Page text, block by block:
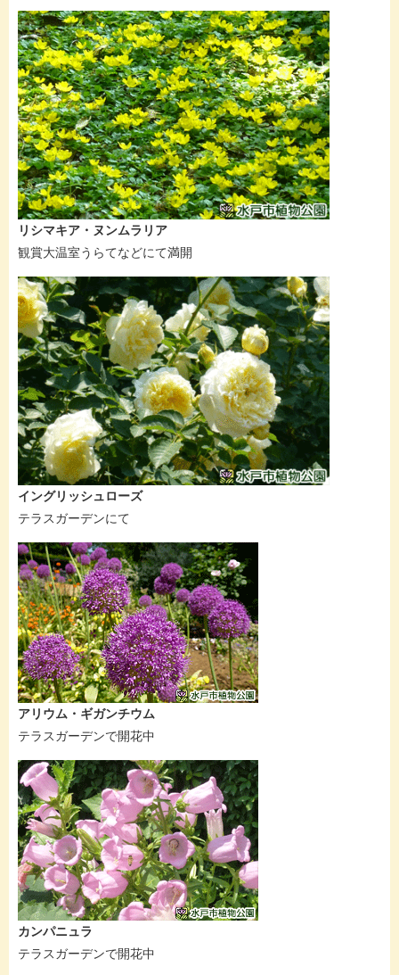
リシマキア・ヌンムラリア
観賞大温室うらてなどにて満開
イングリッシュローズ
テラスガーデンにて
アリウム・ギガンチウム
テラスガーデンで開花中
カンパニュラ
テラスガーデンで開花中